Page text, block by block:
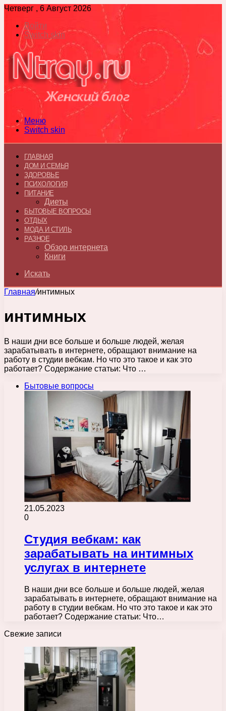
Четверг , 6 Август 2026
Войти
Switch skin
Меню
Switch skin
ГЛАВНАЯ
ДОМ И СЕМЬЯ
ЗДОРОВЬЕ
ПСИХОЛОГИЯ
ПИТАНИЕ
Диеты
БЫТОВЫЕ ВОПРОСЫ
ОТДЫХ
МОДА И СТИЛЬ
РАЗНОЕ
Обзор интернета
Книги
Искать
Главная/интимных
интимных
В наши дни все больше и больше людей, желая
зарабатывать в интернете, обращают внимание на
работу в студии вебкам. Но что это такое и как это
работает? Содержание статьи: Что …
Бытовые вопросы
21.05.2023
0
Студия вебкам: как
зарабатывать на интимных
услугах в интернете
В наши дни все больше и больше людей, желая
зарабатывать в интернете, обращают внимание на
работу в студии вебкам. Но что это такое и как это
работает? Содержание статьи: Что…
Свежие записи